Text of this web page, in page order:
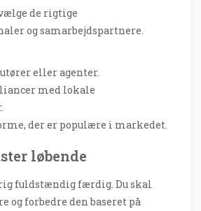
de rigtige
og samarbejdspartnere.
eller agenter.
med lokale
der er populære i markedet.
løbende
fuldstændig færdig. Du skal
og forbedre den baseret på